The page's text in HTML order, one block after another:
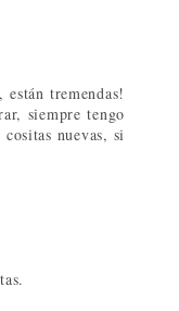
están tremendas!
siempre tengo
nuevas, si